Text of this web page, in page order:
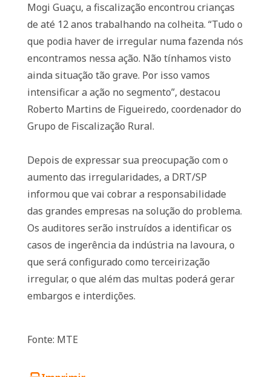
Mogi Guaçu, a fiscalização encontrou crianças
de até 12 anos trabalhando na colheita. “Tudo o
que podia haver de irregular numa fazenda nós
encontramos nessa ação. Não tínhamos visto
ainda situação tão grave. Por isso vamos
intensificar a ação no segmento”, destacou
Roberto Martins de Figueiredo, coordenador do
Grupo de Fiscalização Rural.
Depois de expressar sua preocupação com o
aumento das irregularidades, a DRT/SP
informou que vai cobrar a responsabilidade
das grandes empresas na solução do problema.
Os auditores serão instruídos a identificar os
casos de ingerência da indústria na lavoura, o
que será configurado como terceirização
irregular, o que além das multas poderá gerar
embargos e interdições.
Fonte: MTE